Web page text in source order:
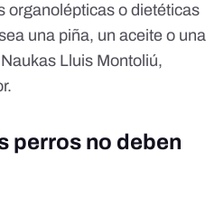
organolépticas o dietéticas
una piña, un aceite o una
Lluis Montoliú,
perros no deben